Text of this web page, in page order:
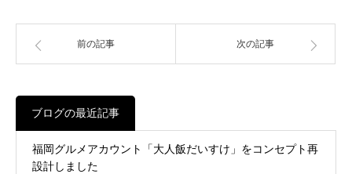
前の記事 次の記事
ブログの最近記事
福岡グルメアカウント「大人飯だいすけ」をコンセプト再
設計しました